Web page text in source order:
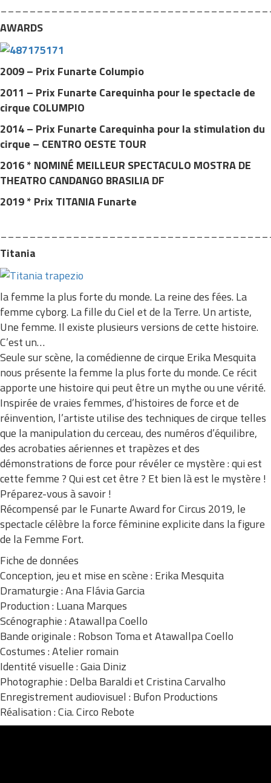
AWARDS
2009 – Prix Funarte Columpio
2011 – Prix Funarte Carequinha pour le spectacle de
cirque COLUMPIO
2014 – Prix Funarte Carequinha pour la stimulation du
cirque – CENTRO OESTE TOUR
2016 * NOMINÉ MEILLEUR SPECTACULO MOSTRA DE
THEATRO CANDANGO BRASILIA DF
2019 * Prix TITANIA Funarte
Titania
la femme la plus forte du monde. La reine des fées. La
femme cyborg. La fille du Ciel et de la Terre. Un artiste,
Une femme. Il existe plusieurs versions de cette histoire.
C’est un…
Seule sur scène, la comédienne de cirque Erika Mesquita
nous présente la femme la plus forte du monde. Ce récit
apporte une histoire qui peut être un mythe ou une vérité.
Inspirée de vraies femmes, d’histoires de force et de
réinvention, l’artiste utilise des techniques de cirque telles
que la manipulation du cerceau, des numéros d’équilibre,
des acrobaties aériennes et trapèzes et des
démonstrations de force pour révéler ce mystère : qui est
cette femme ? Qui est cet être ? Et bien là est le mystère !
Préparez-vous à savoir !
Récompensé par le Funarte Award for Circus 2019, le
spectacle célèbre la force féminine explicite dans la figure
de la Femme Fort.
Fiche de données
Conception, jeu et mise en scène : Erika Mesquita
Dramaturgie : Ana Flávia Garcia
Production : Luana Marques
Scénographie : Atawallpa Coello
Bande originale : Robson Toma et Atawallpa Coello
Costumes : Atelier romain
Identité visuelle : Gaia Diniz
Photographie : Delba Baraldi et Cristina Carvalho
Enregistrement audiovisuel : Bufon Productions
Réalisation : Cia. Circo Rebote